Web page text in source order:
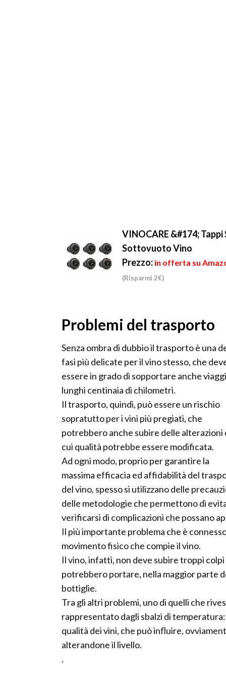
VINOCARE &#174;
Sottovuoto Vino
Prezzo: in offerta su
(Risparmi 2€)
Problemi del trasporto
Senza ombra di dubbio il trasporto è una
fasi più delicate per il vino stesso, che
essere in grado di sopportare anche viaggi
lunghi centinaia di chilometri.
Il trasporto, quindi, può essere un rischio
sopratutto per i vini più pregiati, che
potrebbero anche subire delle alterazioni
cui qualità potrebbe essere modificata.
Ad ogni modo, proprio per garantire la
massima efficacia ed affidabilità del
del vino, spesso si utilizzano delle
delle metodologie che permettono di
verificarsi di complicazioni che possano
Il più importante problema che è
movimento fisico che compie il vino.
Il vino, infatti, non deve subire troppi
potrebbero portare, nella maggior parte
bottiglie.
Tra gli altri problemi, uno di quelli che
rappresentato dagli sbalzi di
qualità dei vini, che può influire,
alterandone il livello.
.